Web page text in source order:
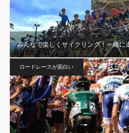
みんなで楽しくサイクリング！一緒に
ロードレースが面白い